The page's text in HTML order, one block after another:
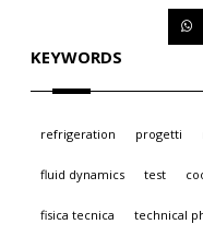
KEYWORDS
refrigeration progetti
fluid dynamics test
fisica tecnica technical